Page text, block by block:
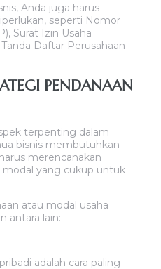
Anda juga harus
seperti Nomor
Surat Izin Usaha
Daftar Perusahaan
PENDANAAN
terpenting dalam
bisnis membutuhkan
merencanakan
yang cukup untuk
atau modal usaha
antara lain:
adalah cara paling